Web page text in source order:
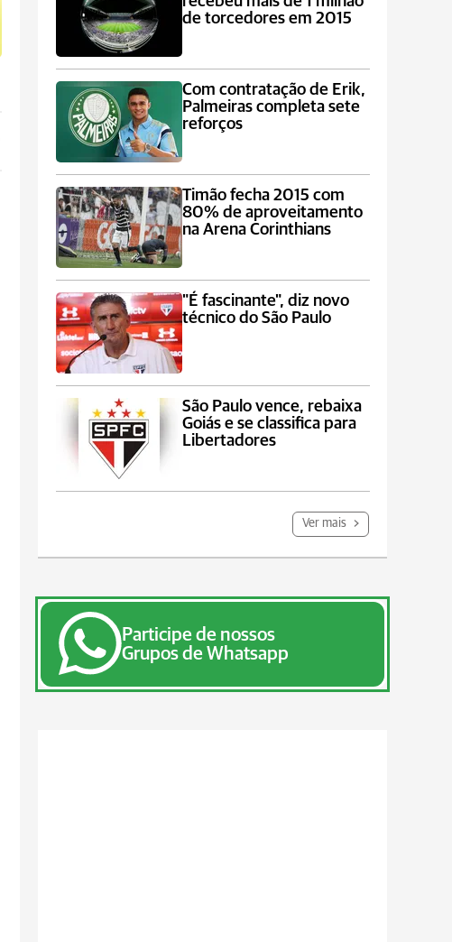
de torcedores em 2015
Com contratação de Erik,
Palmeiras completa sete
reforços
Timão fecha 2015 com
80% de aproveitamento
na Arena Corinthians
"É fascinante", diz novo
técnico do São Paulo
São Paulo vence, rebaixa
Goiás e se classifica para
Libertadores
Ver mais
Participe de nossos
Grupos de Whatsapp